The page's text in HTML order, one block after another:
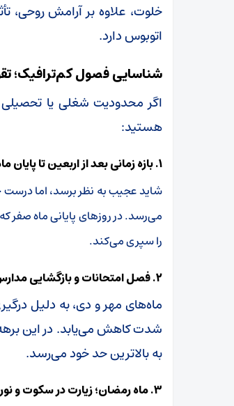
خلوت، علاوه بر آرامش روحی،
اتوبوس دارد.
شناسایی فصول کم‌ترافیک؛
اگر محدودیت شغلی یا
هستید:
۱. بازه زمانی بعد از اربعین تا پایان ماه صفر
شاید عجیب به نظر برسد، اما درست
می‌رسد. در روزهای پایانی ماه صفر
را سپری می‌کند.
۲. فصل امتحانات و بازگشایی مدارس
ماه‌های مهر و دی، به دلیل
شدت کاهش می‌یابد. در این
به بالاترین حد خود می‌رسد.
۳. ماه رمضان؛ زیارت در سکوت و نور